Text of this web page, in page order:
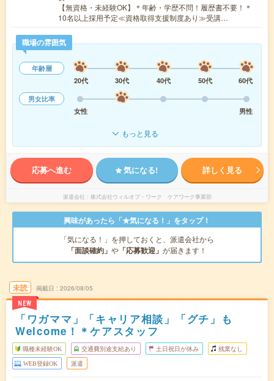
【無資格・未経験OK】＊年齢・学歴不問！履歴書不要！＊
10名以上採用予定≪資格取得支援制度あり≫受講…
職場の雰囲気
年齢層
20代
30代 40代 50代
60代
男女比率
女性
男性
もっと見る
応募へ進む 気になる! 詳しく見る
派遣会社 株式会社ウィルオブ・ワーク ケアワーク事業部
興味があったら「★気になる！」をタップ！
「気になる！」を押しておくと、派遣会社から
「面談確約」 や 「応募歓迎」 が届きます！
未読
NEW
掲載日 2026/08/05
「ワガママ」「キャリア相談」「グチ」も
Welcome！＊ケアスタッフ
職種未経験OK 交通費別途支給あり 土日祝日が休み 残業なし
WEB登録OK 派遣